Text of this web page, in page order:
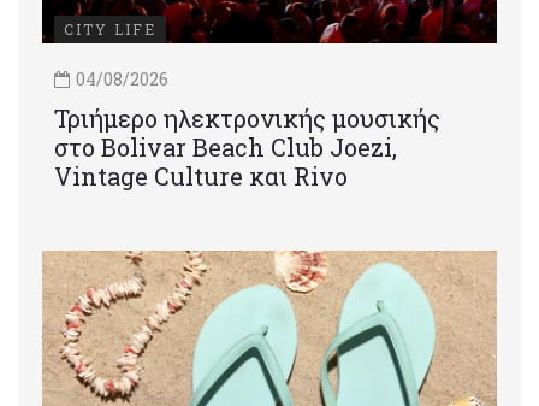
CITY LIFE
04/08/2026
Τριήμερο ηλεκτρονικής μουσικής
στο Bolivar Beach Club Joezi,
Vintage Culture και Rivo